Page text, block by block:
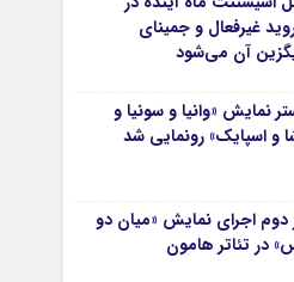
غیرفعال و جمینای
آن می‌شود
نمایش «وانیا و سونیا و
و اسپایک» رونمایی شد
دوم اجرای نمایش «میان دو
در تئاتر هامون